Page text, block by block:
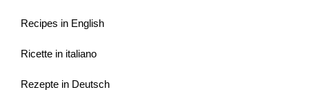
Recipes in English
Ricette in italiano
Rezepte in Deutsch